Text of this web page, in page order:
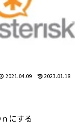
2021.04.09 2023.01.18
にする